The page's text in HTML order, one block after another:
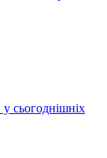
сьогоднішніх